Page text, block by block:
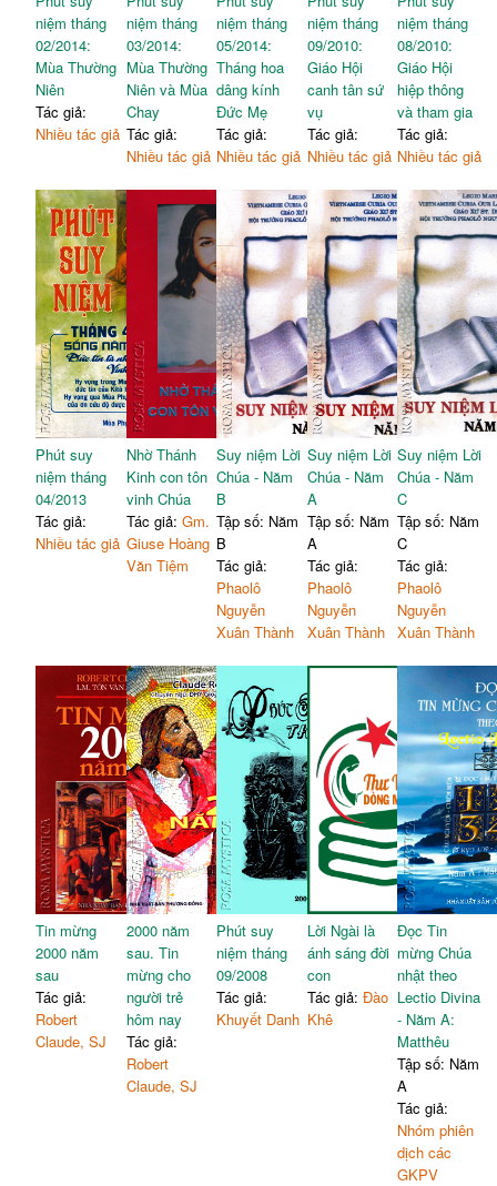
12/10/11 THỨ TƯ TUẦN
28 TN
114
Thánh Têrêxa Avila, Trinh
nữ, Tiến sĩ Hội Thánh
(1515-1585)
115
Chú rùa nhiều chuyện
13/10/11 THỨ NĂM TUẦN
Đời phiêu bạt của cô gái
miền Tây nghiện ma túy
123
14/10/11 THỨ SÁU TUẦN
28 TN
128
Thánh Callistô I, Giáo
Hoàng Tử Đạo (+ 222)
Thê nào là sống đạo đức
đích thực
129
15/10/11 THỨ BẢY TUẦN
28 TN
131
I’m Sorry Eleven - Văn
hóa Xin lỗi
133
16/10/11 CHÚA NHẬT
TUẦN 29 TN - A
136
Trả Thiên Chúa điều thuộc
về Thiên Chúa
137
buôn TQ
146
18/10/11 THỨ BA TUẦN
159
Đừng nói láo
160
Hành động đẹp giữa đời
thường
277
Các nhà khoa học trong hội
trường đều cười vang không
ngớt!
Cho hòa bình, một tiếng gọi
từ Assisi
Xóm ghe vô thừa nhận giữa
Sài thành
Cha, con và sách hay
287
Một câu chuyện cảm động
289
Cái mồn: Công và tội
292
Giây phút hiện tại
296
Sướng khổ
297
Giàu có - phúc họa???
301
Cho và nhận
305
Hãy cười!
306
niệm tháng
02/2014:
Mùa Thường
Niên
Tác giả:
Nhiều tác giả
niệm tháng
03/2014:
Mùa Thường
Niên và Mùa
Chay
Tác giả:
Nhiều tác giả
niệm tháng
05/2014:
Tháng hoa
dâng kính
Đức Mẹ
Tác giả:
Nhiều tác giả
niệm tháng
09/2010:
Giáo Hội
canh tân sứ
vụ
Tác giả:
Nhiều tác giả
niệm tháng
08/2010:
Giáo Hội
hiệp thông
và tham gia
Tác giả:
Nhiều tác giả
Phút suy
niệm tháng
04/2013
Tác giả:
Nhiều tác giả
Nhờ Thánh
Kinh con tôn
vinh Chúa
Tác giả: Gm.
Giuse Hoàng
Văn Tiệm
Suy niệm Lời
Chúa - Năm
B
Tập số: Năm
B
Tác giả:
Phaolô
Nguyễn
Xuân Thành
Suy niệm Lời
Chúa - Năm
A
Tập số: Năm
A
Tác giả:
Phaolô
Nguyễn
Xuân Thành
Suy niệm Lời
Chúa - Năm
C
Tập số: Năm
C
Tác giả:
Phaolô
Nguyễn
Xuân Thành
Tin mừng
2000 năm
sau
Tác giả:
Robert
Claude, SJ
2000 năm
sau. Tin
mừng cho
người trẻ
hôm nay
Tác giả:
Robert
Claude, SJ
Phút suy
niệm tháng
09/2008
Tác giả:
Khuyết Danh
Lời Ngài là
ánh sáng đời
con
Tác giả: Đào
Khê
Đọc Tin
mừng Chúa
nhật theo
Lectio Divina
- Năm A:
Matthêu
Tập số: Năm
A
Tác giả:
Nhóm phiên
dịch các
GKPV